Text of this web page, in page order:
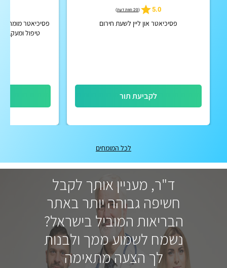
5.0
(20 חוות דעת )
פסיכיאטר און ליין לשעת חירום
לקביעת תור
פסיכיאטר מומחה
טיפול ומעקב
לכל המומחים
ד"ר, מעניין אותך לקבל
חשיפה גבוהה יותר באתר
הבריאות המוביל בישראל?
נשמח לשמוע ממך ולבנות
לך הצעה מתאימה